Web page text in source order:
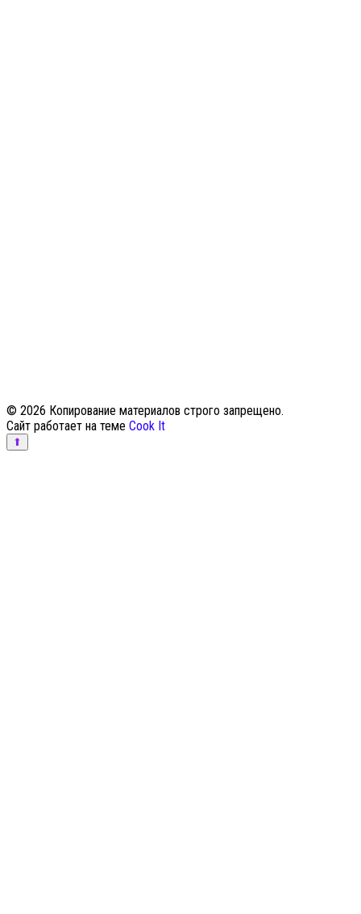
© 2026 Копирование материалов строго запрещено.
Сайт работает на теме Cook It